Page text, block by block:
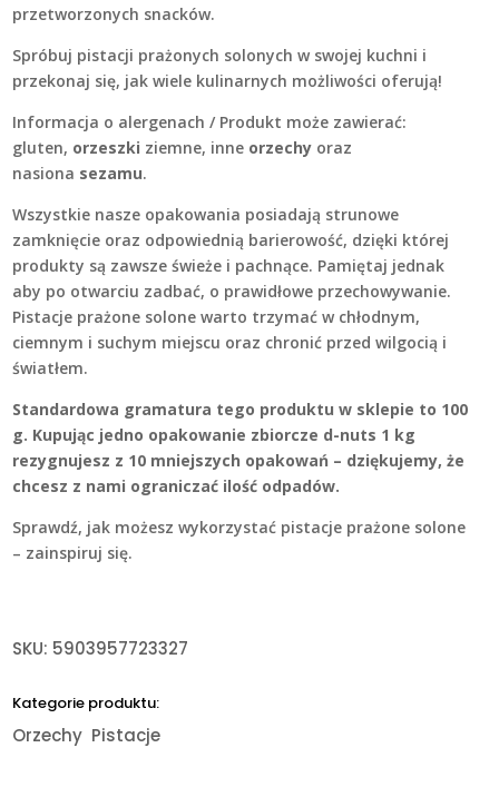
przetworzonych snacków.
Spróbuj pistacji prażonych solonych w swojej kuchni i
przekonaj się, jak wiele kulinarnych możliwości oferują!
Informacja o alergenach / Produkt może zawierać:
gluten, orzeszki ziemne, inne orzechy oraz
nasiona sezamu.
Wszystkie nasze opakowania posiadają strunowe
zamknięcie oraz odpowiednią barierowość, dzięki której
produkty są zawsze świeże i pachnące. Pamiętaj jednak
aby po otwarciu zadbać, o prawidłowe przechowywanie.
Pistacje prażone solone warto trzymać w chłodnym,
ciemnym i suchym miejscu oraz chronić przed wilgocią i
światłem.
Standardowa gramatura tego produktu w sklepie to 100
g. Kupując jedno opakowanie zbiorcze d-nuts 1 kg
rezygnujesz z 10 mniejszych opakowań – dziękujemy, że
chcesz z nami ograniczać ilość odpadów.
Sprawdź, jak możesz wykorzystać pistacje prażone solone
– zainspiruj się.
SKU: 5903957723327
Kategorie produktu:
Orzechy Pistacje